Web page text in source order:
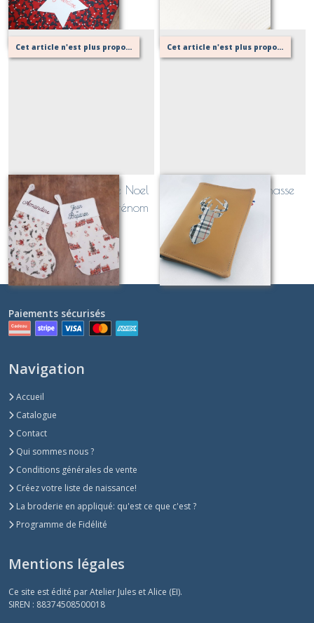
Cet article n'est plus proposé, retournez au menu principal ou contactez moi!
Chaussette / Botte de Noel
avec rabat brodé prénom
Sur demande
Cet article n'est plus proposé, retournez au menu principal ou contactez moi!
Etui à papiers de chasse
trophée cerf
Sur demande
Paiements sécurisés
Navigation
Accueil
Catalogue
Contact
Qui sommes nous ?
Conditions générales de vente
Créez votre liste de naissance!
La broderie en appliqué: qu'est ce que c'est ?
Programme de Fidélité
Mentions légales
Ce site est édité par Atelier Jules et Alice (EI).
SIREN : 88374508500018